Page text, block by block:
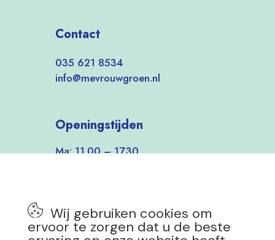
Wij gebruiken cookies om
ervoor te zorgen dat u de beste
Contact
035 621 8534
info@mevrouwgroen.nl
Openingstijden
Ma: 11.00 – 17.30
7 dagen per week open!